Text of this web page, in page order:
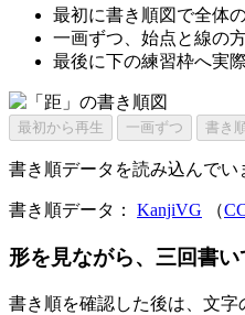
最初に書き順図で全体
一画ずつ、始点と線の
最後に下の練習枠へ実
最初から再生 一画ずつ 書き
書き順データを読み込んでい
書き順データ： KanjiVG （
形を見ながら、三回書い
書き順を確認した後は、文